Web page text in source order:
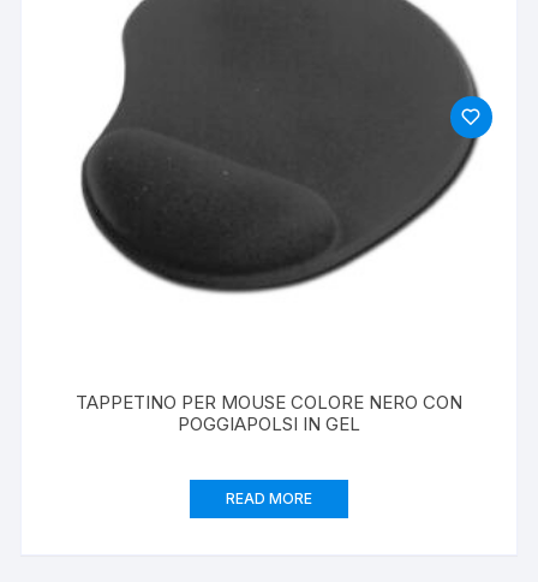
TAPPETINO PER MOUSE COLORE NERO CON
POGGIAPOLSI IN GEL
READ MORE